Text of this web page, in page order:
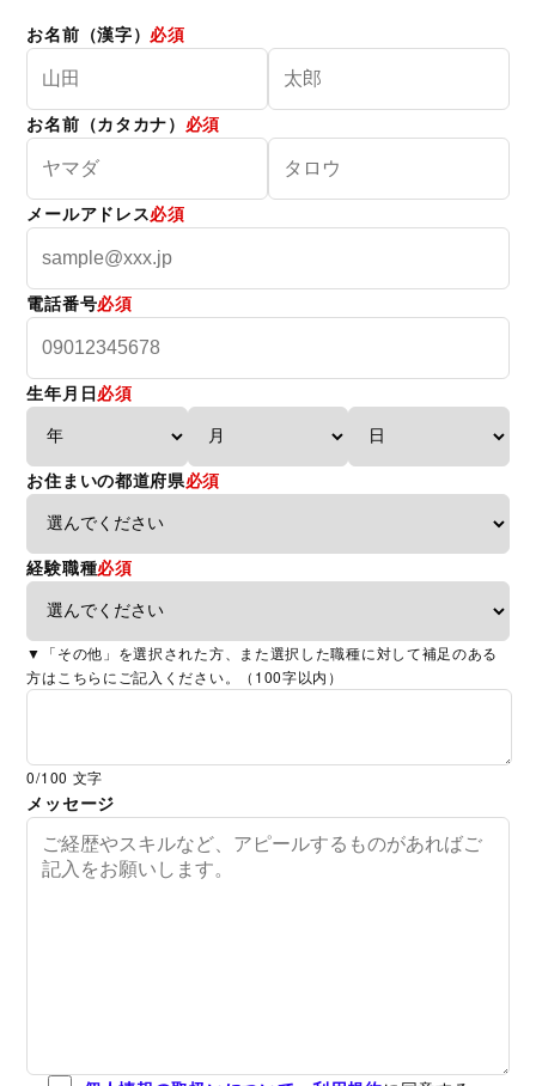
お名前（漢字） 必須
お名前（カタカナ） 必須
メールアドレス必須
電話番号必須
生年月日必須
お住まいの都道府県必須
経験職種必須
▼「その他」を選択された方、また選択した職種に対して補足のある
方はこちらにご記入ください。（100字以内）
0/100 文字
メッセージ